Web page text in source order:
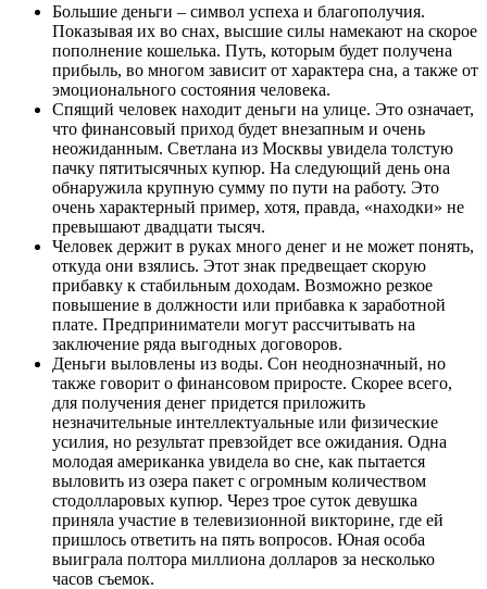
Большие деньги – символ успеха и благополучия.
Показывая их во снах, высшие силы намекают на скорое
пополнение кошелька. Путь, которым будет получена
прибыль, во многом зависит от характера сна, а также от
эмоционального состояния человека.
Спящий человек находит деньги на улице. Это означает,
что финансовый приход будет внезапным и очень
неожиданным. Светлана из Москвы увидела толстую
пачку пятитысячных купюр. На следующий день она
обнаружила крупную сумму по пути на работу. Это
очень характерный пример, хотя, правда, «находки» не
превышают двадцати тысяч.
Человек держит в руках много денег и не может понять,
откуда они взялись. Этот знак предвещает скорую
прибавку к стабильным доходам. Возможно резкое
повышение в должности или прибавка к заработной
плате. Предприниматели могут рассчитывать на
заключение ряда выгодных договоров.
Деньги выловлены из воды. Сон неоднозначный, но
также говорит о финансовом приросте. Скорее всего,
для получения денег придется приложить
незначительные интеллектуальные или физические
усилия, но результат превзойдет все ожидания. Одна
молодая американка увидела во сне, как пытается
выловить из озера пакет с огромным количеством
стодолларовых купюр. Через трое суток девушка
приняла участие в телевизионной викторине, где ей
пришлось ответить на пять вопросов. Юная особа
выиграла полтора миллиона долларов за несколько
часов съемок.